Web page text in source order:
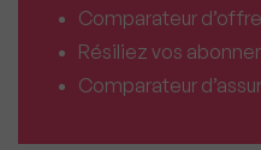
Comparateur
Résiliez vos
Comparateur